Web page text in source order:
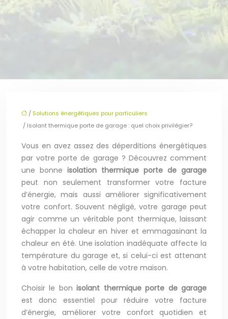
/ Solutions énergétiques pour particuliers
/ Isolant thermique porte de garage : quel choix privilégier?
Vous en avez assez des déperditions énergétiques
par votre porte de garage ? Découvrez comment
une bonne isolation thermique porte de garage
peut non seulement transformer votre facture
d’énergie, mais aussi améliorer significativement
votre confort. Souvent négligé, votre garage peut
agir comme un véritable pont thermique, laissant
échapper la chaleur en hiver et emmagasinant la
chaleur en été. Une isolation inadéquate affecte la
température du garage et, si celui-ci est attenant
à votre habitation, celle de votre maison.
Choisir le bonisolant thermique porte de garage
est donc essentiel pour réduire votre facture
d’énergie, améliorer votre confort quotidien et